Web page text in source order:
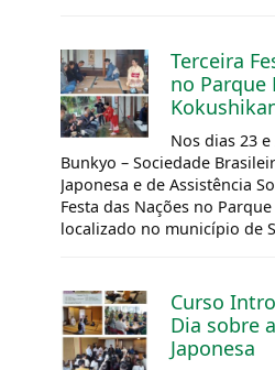
Terceira
no Parque
Nos dias 23
Bunkyo – Sociedade
Japonesa e de Assistência
Festa das Nações no
localizado no município de
Curso
Dia sobre
Japonesa